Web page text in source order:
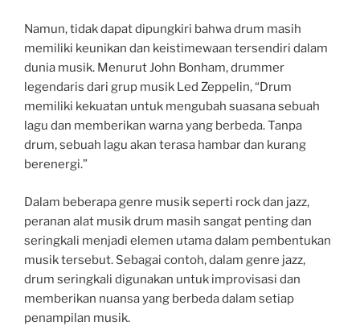
Namun, tidak dapat dipungkiri bahwa drum masih
memiliki keunikan dan keistimewaan tersendiri dalam
dunia musik. Menurut John Bonham, drummer
legendaris dari grup musik Led Zeppelin, “Drum
memiliki kekuatan untuk mengubah suasana sebuah
lagu dan memberikan warna yang berbeda. Tanpa
drum, sebuah lagu akan terasa hambar dan kurang
berenergi.”
Dalam beberapa genre musik seperti rock dan jazz,
peranan alat musik drum masih sangat penting dan
seringkali menjadi elemen utama dalam pembentukan
musik tersebut. Sebagai contoh, dalam genre jazz,
drum seringkali digunakan untuk improvisasi dan
memberikan nuansa yang berbeda dalam setiap
penampilan musik.